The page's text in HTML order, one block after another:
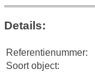
Details:
Referentienummer:
Soort object: